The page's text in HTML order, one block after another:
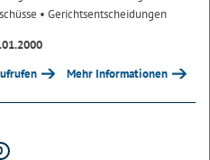
• Gerichtsentscheidungen
Mehr Informationen